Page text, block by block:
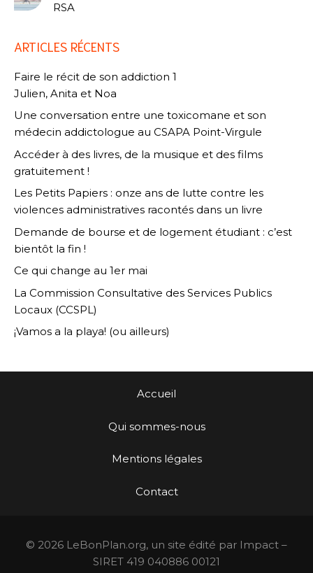
RSA
ARTICLES RÉCENTS
Faire le récit de son addiction 1
Julien, Anita et Noa
Une conversation entre une toxicomane et son
médecin addictologue au CSAPA Point-Virgule
Accéder à des livres, de la musique et des films
gratuitement !
Les Petits Papiers : onze ans de lutte contre les
violences administratives racontés dans un livre
Demande de bourse et de logement étudiant : c’est
bientôt la fin !
Ce qui change au 1er mai
La Commission Consultative des Services Publics
Locaux (CCSPL)
¡Vamos a la playa! (ou ailleurs)
Accueil
Qui sommes-nous
Mentions légales
Contact
© 2026 LeBonPlan.org, un site édité par Impact –
SIRET 419 040886 00121